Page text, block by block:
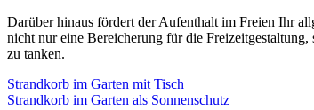
Darüber hinaus fördert der Aufenthalt im Freien Ihr
nicht nur eine Bereicherung für die
zu tanken.
Beitragsnavigation
Vorheriger
Beitrag:
Strandkorb im Garten mit Tisch
Nächster
Strandkorb im Garten als Sonnenschutz